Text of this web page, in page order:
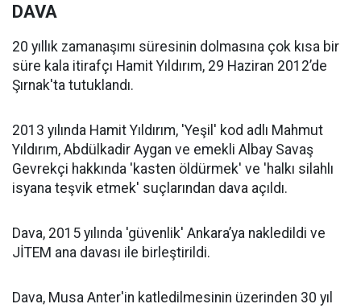
DAVA
20 yıllık zamanaşımı süresinin dolmasına çok kısa bir
süre kala itirafçı Hamit Yıldırım, 29 Haziran 2012’de
Şırnak'ta tutuklandı.
2013 yılında Hamit Yıldırım, 'Yeşil' kod adlı Mahmut
Yıldırım, Abdülkadir Aygan ve emekli Albay Savaş
Gevrekçi hakkında 'kasten öldürmek' ve 'halkı silahlı
isyana teşvik etmek' suçlarından dava açıldı.
Dava, 2015 yılında 'güvenlik' Ankara’ya nakledildi ve
JİTEM ana davası ile birleştirildi.
Dava, Musa Anter'in katledilmesinin üzerinden 30 yıl